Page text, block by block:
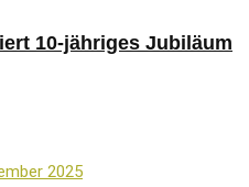
10-jähriges Jubiläum
2025